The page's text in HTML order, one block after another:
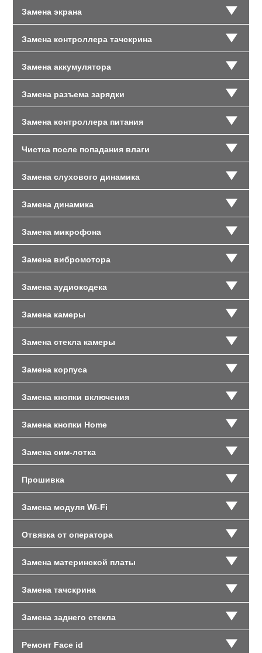
Замена экрана
Замена контроллера тачскрина
Замена аккумулятора
Замена разъема зарядки
Замена контроллера питания
Чистка после попадания влаги
Замена слухового динамика
Замена динамика
Замена микрофона
Замена вибромотора
Замена аудиокодека
Замена камеры
Замена стекла камеры
Замена корпуса
Замена кнопки включения
Замена кнопки Home
Замена сим-лотка
Прошивка
Замена модуля Wi-Fi
Отвязка от оператора
Замена материнской платы
Замена тачскрина
Замена заднего стекла
Ремонт Face id